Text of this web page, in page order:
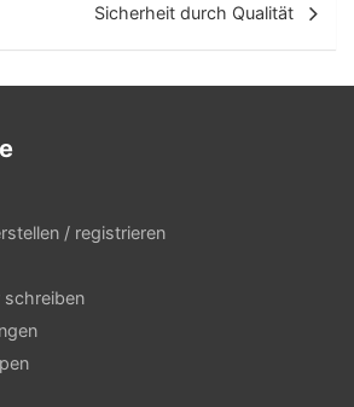
Sicherheit durch Qualität
/ registrieren
schreiben